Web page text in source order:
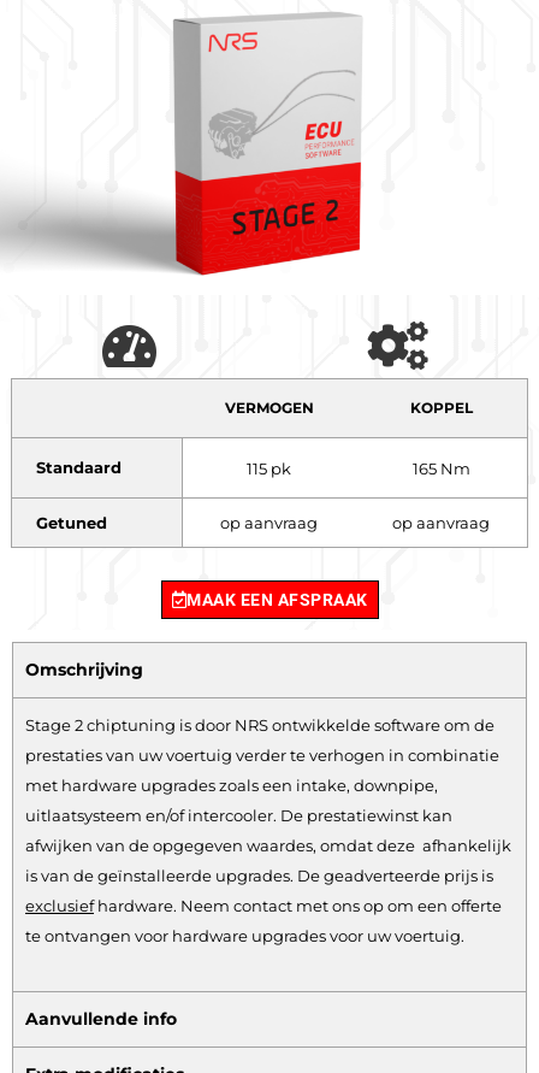
VERMOGEN KOPPEL
Standaard 115 pk 165 Nm
Getuned op aanvraag op aanvraag
MAAK EEN AFSPRAAK
Omschrijving
Stage 2 chiptuning is door NRS ontwikkelde software om de
prestaties van uw voertuig verder te verhogen in combinatie
met hardware upgrades zoals een intake, downpipe,
uitlaatsysteem en/of intercooler. De prestatiewinst kan
afwijken van de opgegeven waardes, omdat deze afhankelijk
is van de geïnstalleerde upgrades. De geadverteerde prijs is
exclusiefhardware. Neem contact met ons op om een offerte
te ontvangen voor hardware upgrades voor uw voertuig.
Aanvullende info